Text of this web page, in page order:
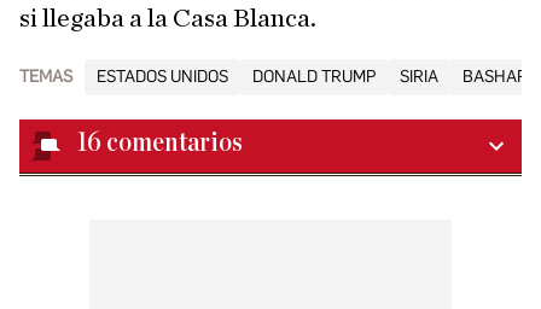
si llegaba a la Casa Blanca.
TEMAS ESTADOS UNIDOS DONALD TRUMP SIRIA BASHAR
16 comentarios